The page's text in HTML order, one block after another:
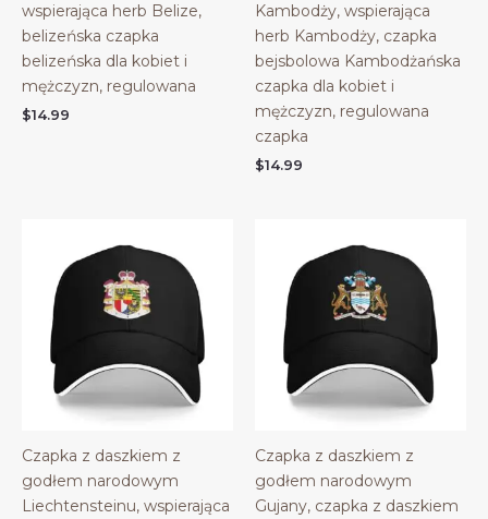
wspierająca herb Belize,
belizeńska czapka
belizeńska dla kobiet i
mężczyzn, regulowana
$14.99
Kambodży, wspierająca
herb Kambodży, czapka
bejsbolowa Kambodżańska
czapka dla kobiet i
mężczyzn, regulowana
czapka
$14.99
Czapka z daszkiem z
godłem narodowym
Liechtensteinu, wspierająca
Czapka z daszkiem z
godłem narodowym
Gujany, czapka z daszkiem